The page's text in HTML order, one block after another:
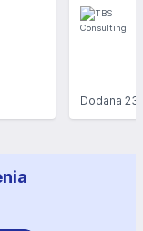
Dodana23